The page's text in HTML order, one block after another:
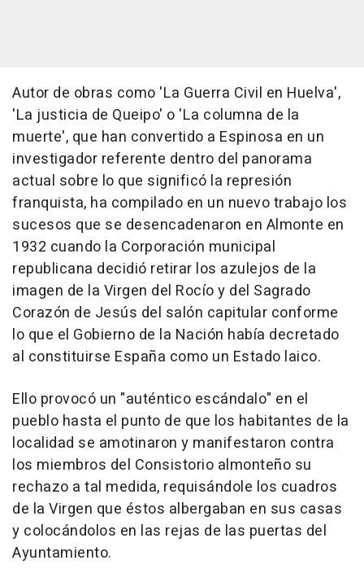
Autor de obras como 'La Guerra Civil en Huelva',
'La justicia de Queipo' o 'La columna de la
muerte', que han convertido a Espinosa en un
investigador referente dentro del panorama
actual sobre lo que significó la represión
franquista, ha compilado en un nuevo trabajo los
sucesos que se desencadenaron en Almonte en
1932 cuando la Corporación municipal
republicana decidió retirar los azulejos de la
imagen de la Virgen del Rocío y del Sagrado
Corazón de Jesús del salón capitular conforme
lo que el Gobierno de la Nación había decretado
al constituirse España como un Estado laico.
Ello provocó un "auténtico escándalo" en el
pueblo hasta el punto de que los habitantes de la
localidad se amotinaron y manifestaron contra
los miembros del Consistorio almonteño su
rechazo a tal medida, requisándole los cuadros
de la Virgen que éstos albergaban en sus casas
y colocándolos en las rejas de las puertas del
Ayuntamiento.